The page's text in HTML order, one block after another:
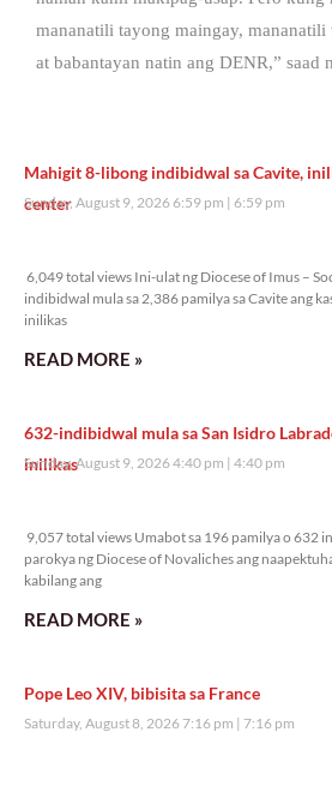
mananatili tayong maingay, mananatili
at babantayan natin ang DENR,” saad
Mahigit 8-libong indibidwal sa Cavite,
center
Sunday, August 9, 2026 6:59 pm 6:59 pm
6,049 total views Ini-ulat ng Diocese of Imus –
indibidwal mula sa 2,386 pamilya sa Cavite ang
inilikas
READ MORE »
632-indibidwal mula sa San Isidro
inilikas
Sunday, August 9, 2026 4:40 pm 4:40 pm
9,057 total views Umabot sa 196 pamilya o 632
parokya ng Diocese of Novaliches ang
kabilang ang
READ MORE »
Pope Leo XIV, bibisita sa France
Saturday, August 8, 2026 7:16 pm 7:16 pm